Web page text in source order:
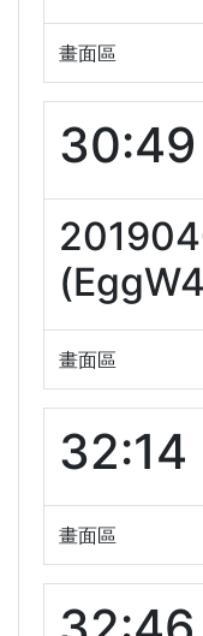
畫面區
畫面區
畫面區